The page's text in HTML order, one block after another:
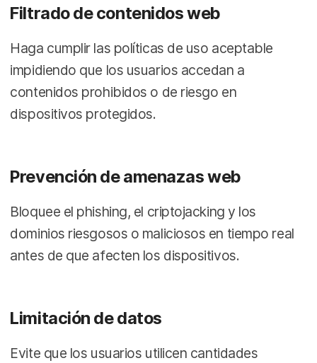
Filtrado de contenidos web
Haga cumplir las políticas de uso aceptable
impidiendo que los usuarios accedan a
contenidos prohibidos o de riesgo en
dispositivos protegidos.
Prevención de amenazas web
Bloquee el phishing, el criptojacking y los
dominios riesgosos o maliciosos en tiempo real
antes de que afecten los dispositivos.
Limitación de datos
Evite que los usuarios utilicen cantidades